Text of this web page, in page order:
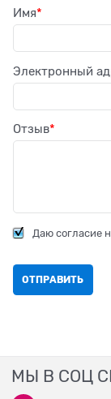
Имя
Электронный
Отзыв
Даю согласие
МЫ В СОЦ